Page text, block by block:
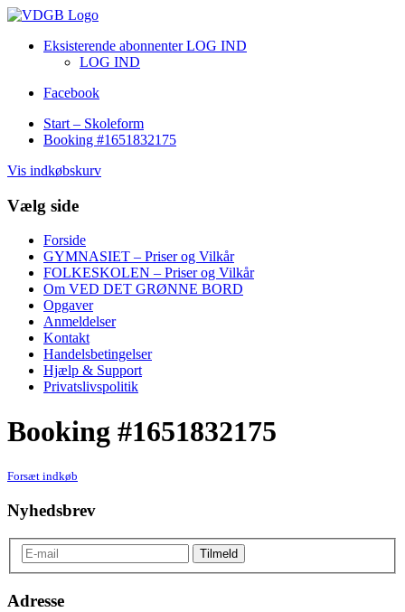
Eksisterende abonnenter LOG IND
LOG IND
Facebook
Start – Skoleform
Booking #1651832175
Vis indkøbskurv
Vælg side
Forside
GYMNASIET – Priser og Vilkår
FOLKESKOLEN – Priser og Vilkår
Om VED DET GRØNNE BORD
Opgaver
Anmeldelser
Kontakt
Handelsbetingelser
Hjælp & Support
Privatslivspolitik
Booking #1651832175
Forsæt indkøb
Nyhedsbrev
Adresse